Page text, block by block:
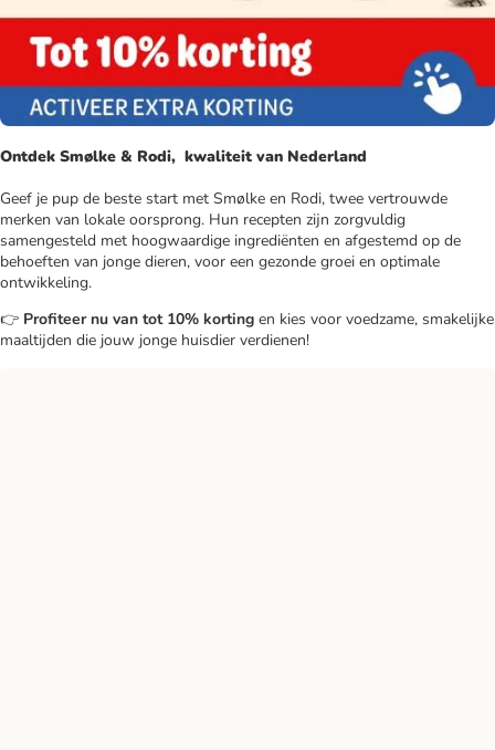
Ontdek Smølke & Rodi, kwaliteit van Nederland
Geef je pup de beste start met Smølke en Rodi, twee vertrouwde
merken van lokale oorsprong. Hun recepten zijn zorgvuldig
samengesteld met hoogwaardige ingrediënten en afgestemd op de
behoeften van jonge dieren, voor een gezonde groei en optimale
ontwikkeling.
👉 Profiteer nu van tot 10% korting en kies voor voedzame, smakelijke
maaltijden die jouw jonge huisdier verdienen!